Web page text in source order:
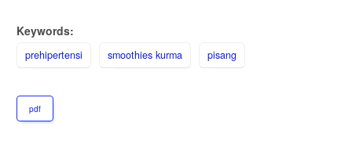
Keywords:
prehipertensi smoothies kurma pisang
pdf